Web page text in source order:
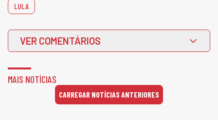
LULA
VER COMENTÁRIOS
MAIS NOTÍCIAS
CARREGAR NOTÍCIAS ANTERIORES